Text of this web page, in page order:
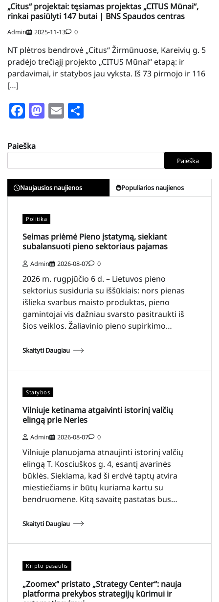
„Citus“ projektai: tęsiamas projektas „CITUS Mūnai“,
rinkai pasiūlyti 147 butai | BNS Spaudos centras
Admin 2025-11-13 0
NT plėtros bendrovė „Citus“ Žirmūnuose, Kareivių g. 5
pradėjo trečiąjį projekto „CITUS Mūnai“ etapą: ir
pardavimai, ir statybos jau vyksta. Iš 73 pirmojo ir 116
[…]
Facebook
Mastodon
Email
Paieška
Paieška
Naujausios naujienos Populiarios naujienos
Politika
Seimas priėmė Pieno įstatymą, siekiant
subalansuoti pieno sektoriaus pajamas
Admin 2026-08-07 0
2026 m. rugpjūčio 6 d. – Lietuvos pieno
sektorius susiduria su iššūkiais: nors pienas
išlieka svarbus maisto produktas, pieno
gamintojai vis dažniau svarsto pasitraukti iš
šios veiklos. Žaliavinio pieno supirkimo…
Skaityti Daugiau
Statybos
Vilniuje ketinama atgaivinti istorinį valčių
elingą prie Neries
Admin 2026-08-07 0
Vilniuje planuojama atnaujinti istorinį valčių
elingą T. Kosciuškos g. 4, esantį avarinės
būklės. Siekiama, kad ši erdvė taptų atvira
miestiečiams ir būtų kuriama kartu su
bendruomene. Kitą savaitę pastatas bus…
Skaityti Daugiau
Kripto pasaulis
„Zoomex“ pristato „Strategy Center“: nauja
platforma prekybos strategijų kūrimui ir